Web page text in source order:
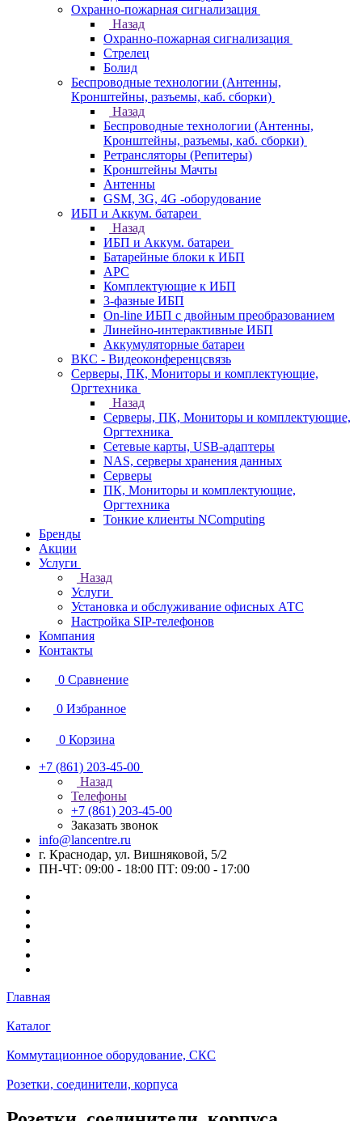
Охранно-пожарная сигнализация
Назад
Охранно-пожарная сигнализация
Стрелец
Болид
Беспроводные технологии (Антенны,
Кронштейны, разъемы, каб. сборки)
Назад
Беспроводные технологии (Антенны,
Кронштейны, разъемы, каб. сборки)
Ретрансляторы (Репитеры)
Кронштейны Мачты
Антенны
GSM, 3G, 4G -оборудование
ИБП и Аккум. батареи
Назад
ИБП и Аккум. батареи
Батарейные блоки к ИБП
APC
Комплектующие к ИБП
3-фазные ИБП
On-line ИБП с двойным преобразованием
Линейно-интерактивные ИБП
Аккумуляторные батареи
ВКС - Видеоконференцсвязь
Серверы, ПК, Мониторы и комплектующие,
Оргтехника
Назад
Серверы, ПК, Мониторы и комплектующие,
Оргтехника
Сетевые карты, USB-адаптеры
NAS, серверы хранения данных
Серверы
ПК, Мониторы и комплектующие,
Оргтехника
Тонкие клиенты NComputing
Бренды
Акции
Услуги
Назад
Услуги
Установка и обслуживание офисных АТС
Настройка SIP-телефонов
Компания
Контакты
0 Сравнение
0 Избранное
0 Корзина
+7 (861) 203-45-00
Назад
Телефоны
+7 (861) 203-45-00
Заказать звонок
info@lancentre.ru
г. Краснодар, ул. Вишняковой, 5/2
ПН-ЧТ: 09:00 - 18:00 ПТ: 09:00 - 17:00
Главная
Каталог
Коммутационное оборудование, СКС
Розетки, соединители, корпуса